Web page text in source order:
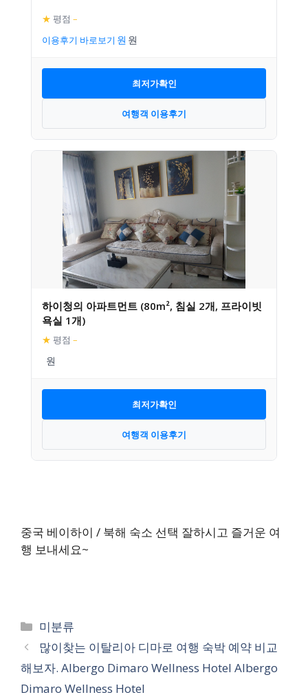
★ 평점 –
이용후기 바로보기
최저가확인
여행객 이용후기
하이청의 아파트먼트 (80m², 침실 2개, 프라이빗
욕실 1개)
★ 평점 –
최저가확인
여행객 이용후기
중국 베이하이 / 북해 숙소 선택 잘하시고 즐거운 여
행 보내세요~
카
테
고
리
미분류
많이찾는 이탈리아 디마로 여행 숙박 예약 비교
해보자. Albergo Dimaro Wellness Hotel Albergo
Dimaro Wellness Hotel